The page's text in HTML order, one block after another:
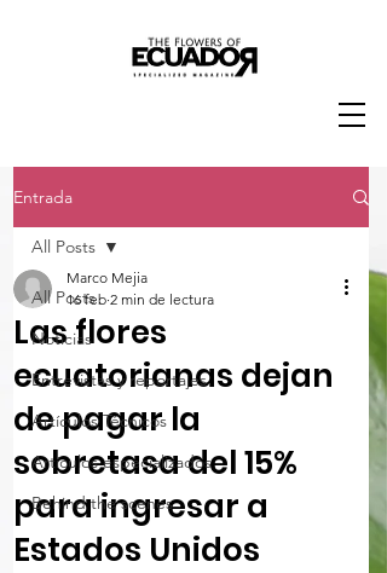
Entrada
All Posts
Noticias
Entrevistas y reportajes
Artículos Técnicos
Artículos especializados
Behind the scenes
All Posts
Las flores
ecuatorianas dejan
de pagar la
sobretasa del 15%
para ingresar a
Estados Unidos
Marco Mejia
16 feb 2 min de lectura